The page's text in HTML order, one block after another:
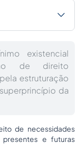
existencial
de direito
estruturação
da
de necessidades
presentes e futuras